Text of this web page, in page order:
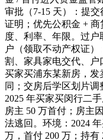
审批（7-15 天）：提
证明；优先公积金 +
度、利率、年限。过
户（领取不动产权证
割、家具家电交代、户
买家买浦东某新房，发
同；交房后学区划片调
2025 年买家买闵行二
房主 50 万首付；房主
法逃回。环境：2024
万，首付 200 万；持